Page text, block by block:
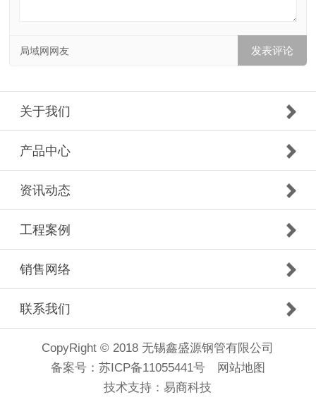
局域网网友
关于我们
产品中心
资讯动态
工程案例
销售网络
联系我们
CopyRight © 2018 无锡鑫盛源钢管有限公司
备案号： 苏ICP备11055441号
网站地图
技术支持： 易商科技